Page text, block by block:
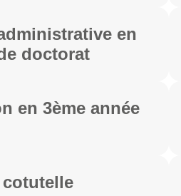
en
doctorat
en 3ème année